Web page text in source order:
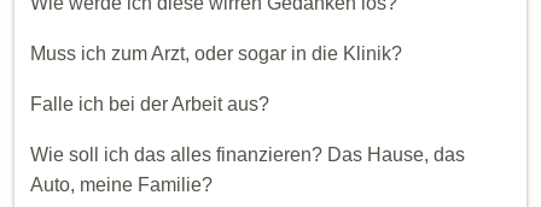
Muss ich zum Arzt, oder sogar in die Klinik?
Falle ich bei der Arbeit aus?
Wie soll ich das alles finanzieren? Das Hause, das
Auto, meine Familie?